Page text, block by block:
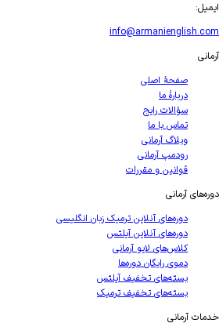
ایمیل:
info@armanienglish.com
آرمانی
صفحهٔ اصلی
دربارهٔ ما
سؤالات رایج
تماس با ما
وبلاگ آرمانی
رودمپ آرمانی
قوانین و مقررات
دوره‌های آرمانی
دوره‌های آنلاین ترمیک زبان انگلیسی
دوره‌های آنلاین آیلتس
کلاس‌های لایو آرمانی
دموی رایگان دوره‌ها
بسته‌های تخفیف آیلتس
بسته‌های تخفیف ترمیک
خدمات آرمانی